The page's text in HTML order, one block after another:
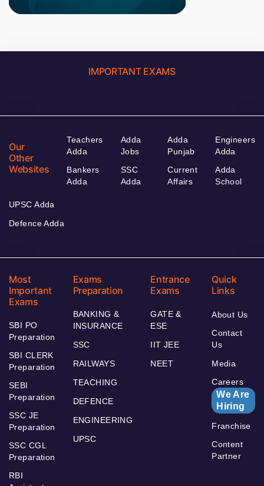
IMPORTANT EXAMS
Our
Other
Websites
Teachers
Adda
Bankers
Adda
Adda
Jobs
SSC
Adda
Adda
Punjab
Current
Affairs
Engineers
Adda
Adda
School
UPSC Adda
Defence Adda
Most
Important
Exams
SBI PO
Preparation
SBI CLERK
Preparation
SEBI
Preparation
SSC JE
Preparation
SSC CGL
Preparation
RBI
Exams
Preparation
BANKING &
INSURANCE
SSC
RAILWAYS
TEACHING
DEFENCE
ENGINEERING
UPSC
Entrance
Exams
GATE &
ESE
IIT JEE
NEET
Quick
Links
About Us
Contact
Us
Media
Careers
We Are
Hiring
Franchise
Content
Partner